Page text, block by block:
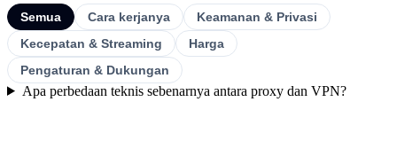
Semua Cara kerjanya
Keamanan & Privasi
Kecepatan & Streaming
Harga
Pengaturan & Dukungan
Apa perbedaan teknis sebenarnya antara proxy dan VPN?